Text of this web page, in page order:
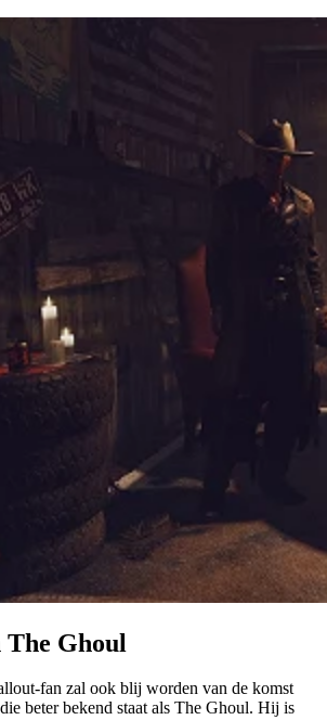
The Ghoul
fan zal ook blij worden van de komst
beter bekend staat als The Ghoul. Hij is